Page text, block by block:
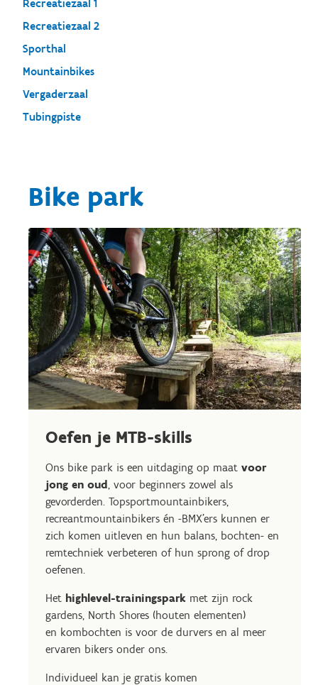
Recreatiezaal 1
Recreatiezaal 2
Sporthal
Mountainbikes
Vergaderzaal
Tubingpiste
Bike park
Oefen je MTB-skills
Ons bike park is een uitdaging op maat voor
jong en oud, voor beginners zowel als
gevorderden. Topsportmountainbikers,
recreantmountainbikers én -BMX’ers kunnen er
zich komen uitleven en hun balans, bochten- en
remtechniek verbeteren of hun sprong of drop
oefenen.
Het highlevel-trainingspark met zijn rock
gardens, North Shores (houten elementen)
en kombochten is voor de durvers en al meer
ervaren bikers onder ons.
Individueel kan je gratis komen